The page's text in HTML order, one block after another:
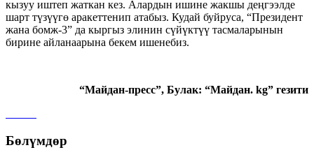
кызуу иштеп жаткан кез. Алардын ишине жакшы деңгээлде
шарт түзүүгө аракеттенип атабыз. Кудай буйруса, “Президент
жана бомж-3” да кыргыз элинин сүйүктүү тасмаларынын
бирине айланаарына бекем ишенебиз.
“Майдан-пресс”, Булак: “Майдан. kg” гезити
Бөлүмдөр